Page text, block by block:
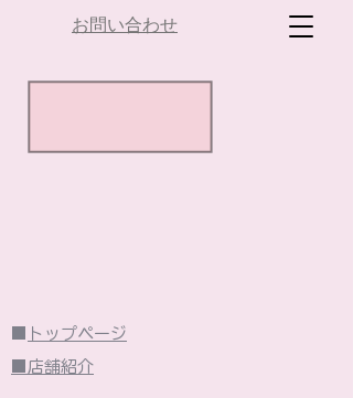
お問い合わせ
トップページ
■店舗紹介